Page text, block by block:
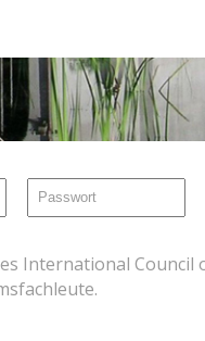
International Council